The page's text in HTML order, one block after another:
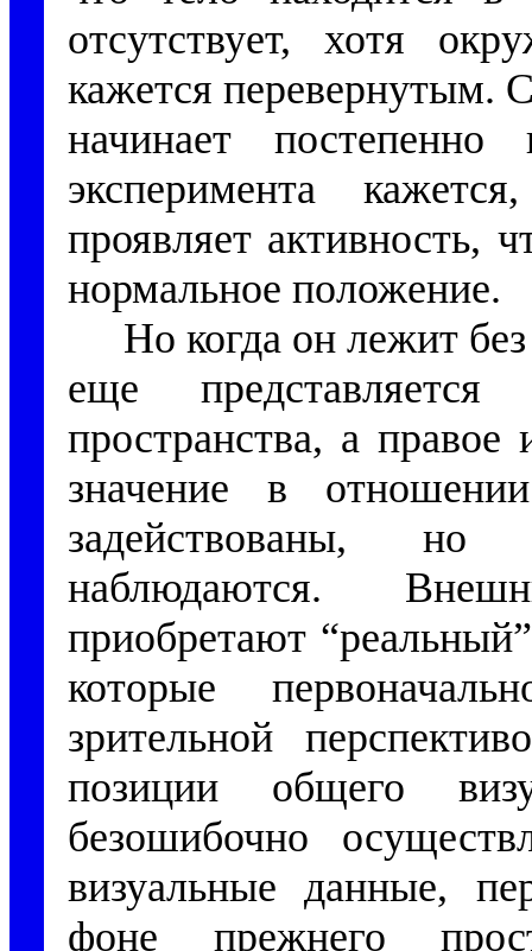
отсутствует, хотя
кажется перевернутым.
начинает постепенно
эксперимента
проявляет активность,
нормальное положение.
Но когда он лежит
еще
пространства, а
значение в
задействованы,
наблюдаются.
приобретают
которые
зрительной
позиции общего
безошибочно
визуальные данные,
фоне прежнего